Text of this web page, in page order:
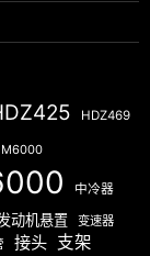
HDZ469
M6000
中冷器
动机悬置 变速器
接头 支架